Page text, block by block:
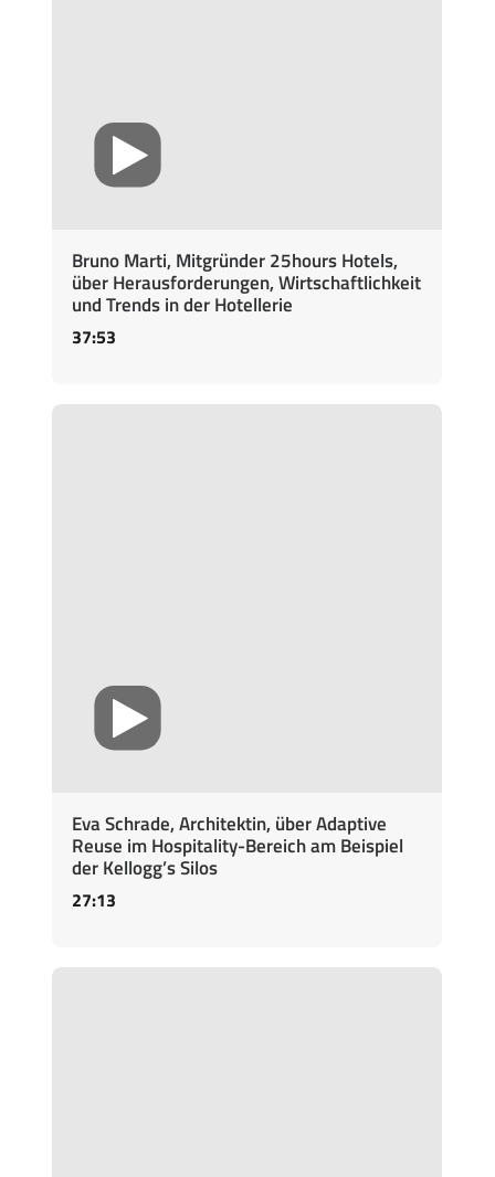
Bruno Marti, Mitgründer 25hours Hotels,
über Herausforderungen, Wirtschaftlichkeit
und Trends in der Hotellerie
37:53
Eva Schrade, Architektin, über Adaptive
Reuse im Hospitality-Bereich am Beispiel
der Kellogg’s Silos
27:13